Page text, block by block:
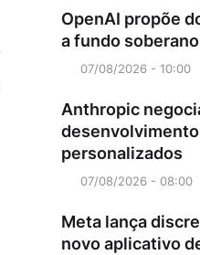
OpenAI propõe
a fundo
07/08/2026 - 10:00
Anthropic
personalizados
07/08/2026 - 08:00
Meta lança
novo aplicativo